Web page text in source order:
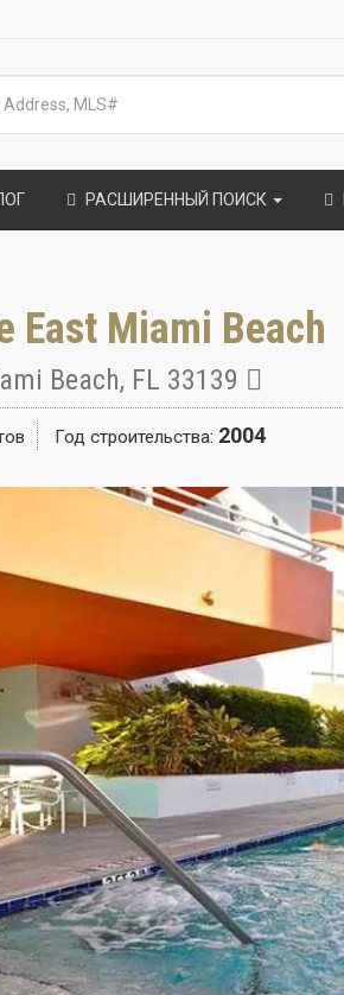
РАСШИРЕННЫЙ ПОИСК
East Miami Beach
Beach, FL 33139
Год строительства: 2004